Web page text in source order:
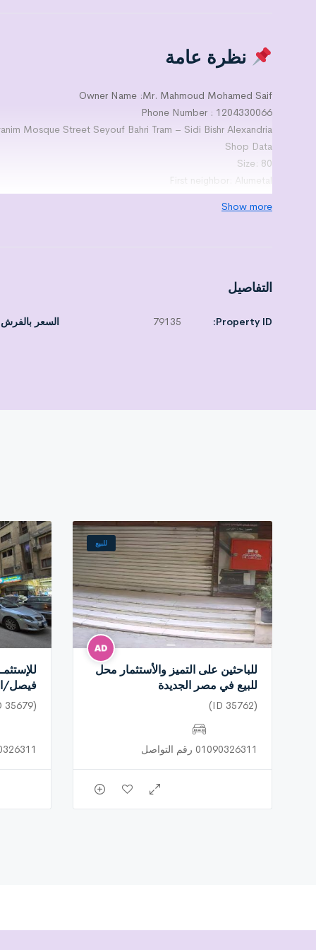
نظرة عامة
Owner Name :Mr. Mahmoud Mohamed Saif
Phone Number : 1204330066
Mosque Street Seyouf Bahri Tram – Sidi Bishr Alexandria
Shop Data
Size: 80
First neighbor: Alumetal
Second neighbor: haberdashery
Finishing Level : 5
Required payment methods:
Notes: Full facilities with bathroom and kitchen
Show more
التفاصيل
Property ID:
79135 السعر
للبيع
للباحثين على التميز والأستثمار محل
للبيع في مصر الجديدة
(ID 35762)
01090326311 رقم التواصل
فيصل/
(ID 35679)
01090326311